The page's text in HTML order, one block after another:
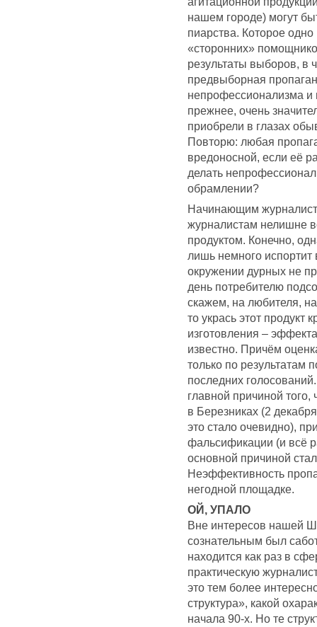
нашем городе) могут
пиарства. Которое
«сторонних»
результаты выборов, в
предвыборная
непрофессионализма и
прежнее, очень
приобрели в глазах
Повторю: любая
вредоносной, если её
делать
обрамлении?
Начинающим
журналистам нелишне
продуктом. Конечно,
лишь немного испортит
окружении дурных не
день потребителю
скажем, на любителя,
то укрась этот продукт
изготовления –
известно. Причём
только по результатам
последних
главной причиной
в Березниках (2
это стало очевидно),
фальсификации (и всё
основной причиной
Неэффективность
негодной площадке.
ОЙ, УПАЛО
Вне интересов нашей
сознательным был
находится как раз в
практическую
это тем более
структура», какой
начала 90-х. Но те